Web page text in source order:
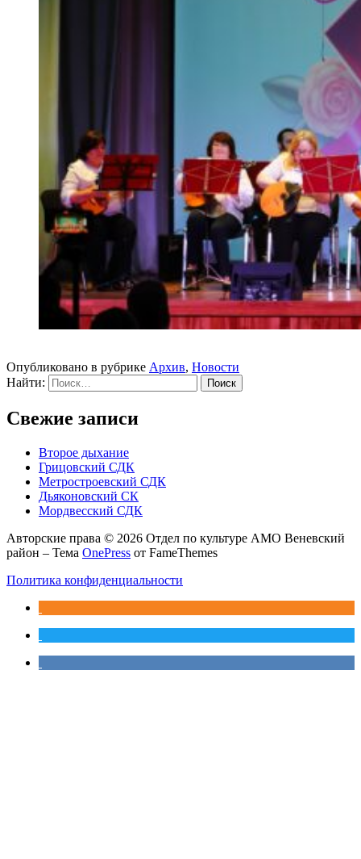
Опубликовано в рубрике Архив, Новости
Найти:
Свежие записи
Второе дыхание
Грицовский СДК
Метростроевский СДК
Дьяконовский СК
Мордвесский СДК
Авторские права © 2026 Отдел по культуре АМО Веневский
район – Тема OnePress от FameThemes
Политика конфиденциальности